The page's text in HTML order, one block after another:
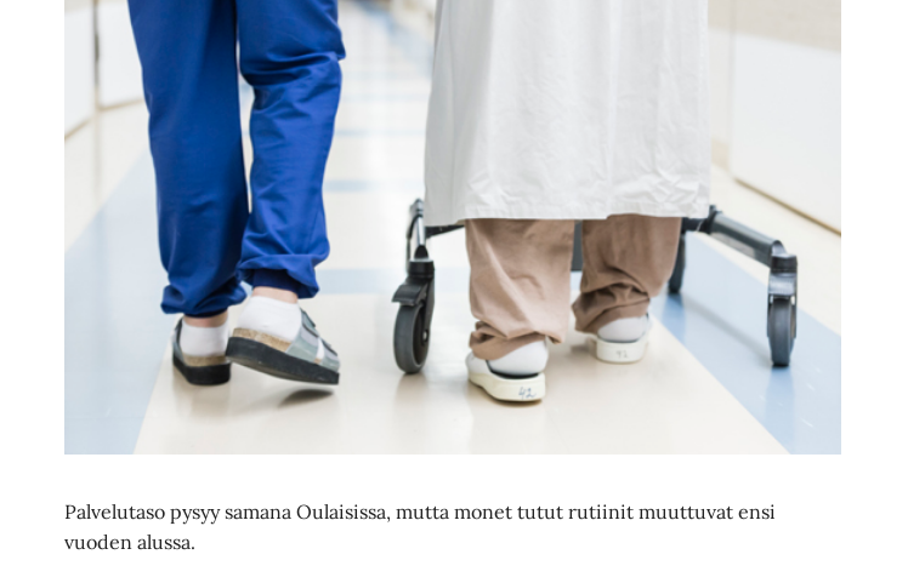
Palvelutaso pysyy samana Oulaisissa, mutta monet tutut rutiinit muuttuvat ensi
vuoden alussa.